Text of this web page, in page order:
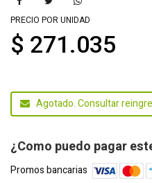
PRECIO POR UNIDAD
$ 271.035
Agotado. Consultar
¿Como puedo pagar
Promos bancarias